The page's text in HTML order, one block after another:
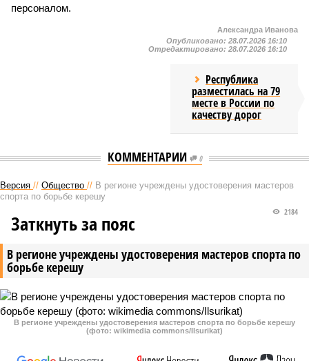
персоналом.
Александра Иванова
Опубликовано: 28.07.2026 16:10
Отредактировано: 28.07.2026 16:10
Республика
разместилась на 79
месте в России по
качеству дорог
КОММЕНТАРИИ 0
Версия // Общество // В регионе учреждены удостоверения мастеров
спорта по борьбе керешу
В регионе учреждены удостоверения мастеров спорта по
борьбе керешу
2184
Заткнуть за пояс
В регионе учреждены удостоверения мастеров спорта по борьбе керешу
(фото: wikimedia commons/Ilsurikat)